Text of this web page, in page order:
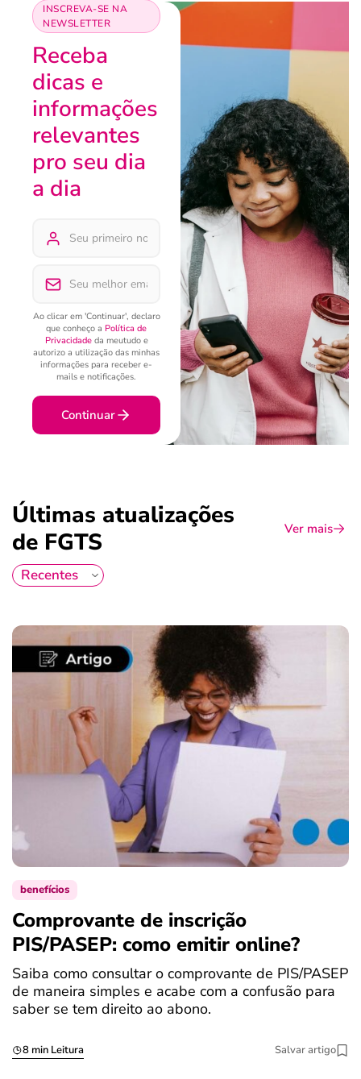
INSCREVA-SE NA
NEWSLETTER
Receba
dicas e
informações
relevantes
pro seu dia
a dia
Ao clicar em 'Continuar', declaro
que conheço a Política de
Privacidadeda meutudo e
autorizo a utilização das minhas
informações para receber e-
mails e notificações.
Continuar
Últimas atualizações
de FGTS
Ver mais
benefícios
Comprovante de inscrição
PIS/PASEP: como emitir online?
Saiba como consultar o comprovante de PIS/PASEP
de maneira simples e acabe com a confusão para
saber se tem direito ao abono.
8 min Leitura Salvar artigo